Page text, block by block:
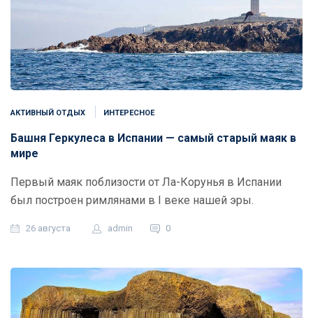
АКТИВНЫЙ ОТДЫХ ИНТЕРЕСНОЕ
Башня Геркулеса в Испании — самый старый маяк в
мире
Первый маяк поблизости от Ла-Корунья в Испании
был построен римлянами в I веке нашей эры.
26 августа admin 0